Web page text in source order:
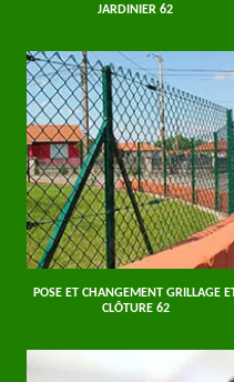
JARDINIER 62
POSE ET CHANGEMENT GRILLAGE
CLÔTURE 62